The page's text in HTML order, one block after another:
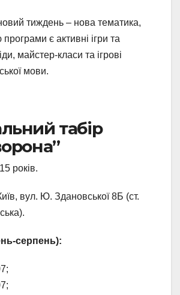
тиждень – нова тематика,
є активні ігри та
майстер-класи та ігрові
мови.
табір
років.
вул. Ю. Здановської 8Б (ст.
серпень):